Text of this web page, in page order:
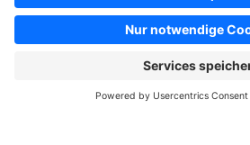
Copyright © shopware AG - Alle